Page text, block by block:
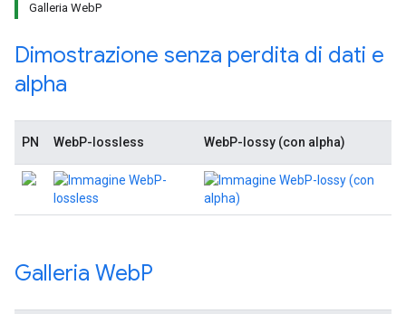
Galleria WebP
Dimostrazione senza perdita di dati e
alpha
PN WebP-lossless WebP-lossy (con alpha)
Galleria WebP